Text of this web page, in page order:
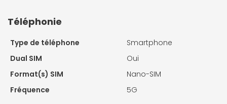
Téléphonie
Type de téléphone
Smartphone
Dual SIM
Oui
Format(s) SIM
Nano-SIM
Fréquence
5G